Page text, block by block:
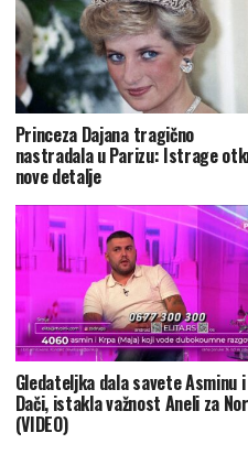
Princeza Dajana tragično
nastradala u Parizu: Istrage
nove detalje
Gledateljka dala savete Asminu i
Dači, istakla važnost Aneli za
(VIDEO)